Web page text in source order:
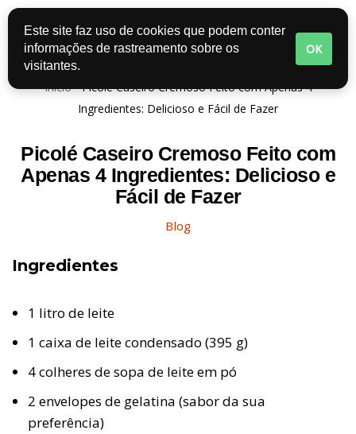
Pular
para
o
Início-Picolé Caseiro Cremoso Feito com Apenas 4
Ingredientes: Delicioso e Fácil de Fazer
Picolé Caseiro Cremoso Feito com
Apenas 4 Ingredientes: Delicioso e
Fácil de Fazer
Blog
Ingredientes
1 litro de leite
1 caixa de leite condensado (395 g)
4 colheres de sopa de leite em pó
2 envelopes de gelatina (sabor da sua
preferência)
Este site faz uso de cookies que podem conter
informações de rastreamento sobre os
visitantes.
OK